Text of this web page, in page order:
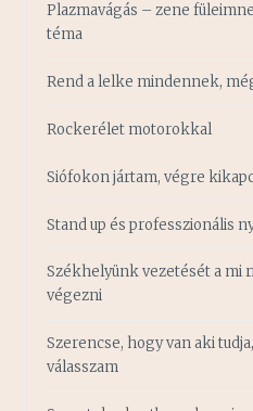
Plazmavágás – zene
téma
Rend a lelke mindennek,
Rockerélet motorokkal
Siófokon jártam, végre
Stand up és professzionális
Székhelyünk vezetését a mi
végezni
Szerencse, hogy van aki
válasszam